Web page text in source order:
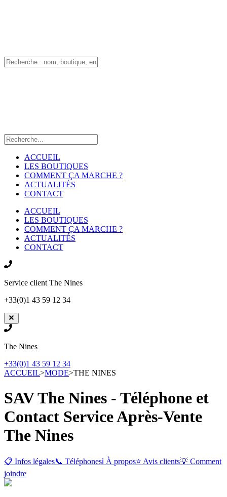
ACCUEIL
LES BOUTIQUES
COMMENT ÇA MARCHE ?
ACTUALITÉS
CONTACT
ACCUEIL
LES BOUTIQUES
COMMENT ÇA MARCHE ?
ACTUALITÉS
CONTACT
Service client The Nines
+33(0)1 43 59 12 34
The Nines
+33(0)1 43 59 12 34
ACCUEIL>MODE>THE NINES
SAV The Nines - Téléphone et
Contact Service Après-Vente
The Nines
📋 Infos légales📞 Téléphonesℹ️ À propos⭐ Avis clients💡 Comment
joindre